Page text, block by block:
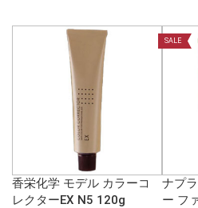
香栄化学 モデル カラーコ
レクターEX N5 120g
SALE
ナプ
ー フ